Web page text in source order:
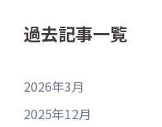
過去記事一覧
2026年3月
2025年12月